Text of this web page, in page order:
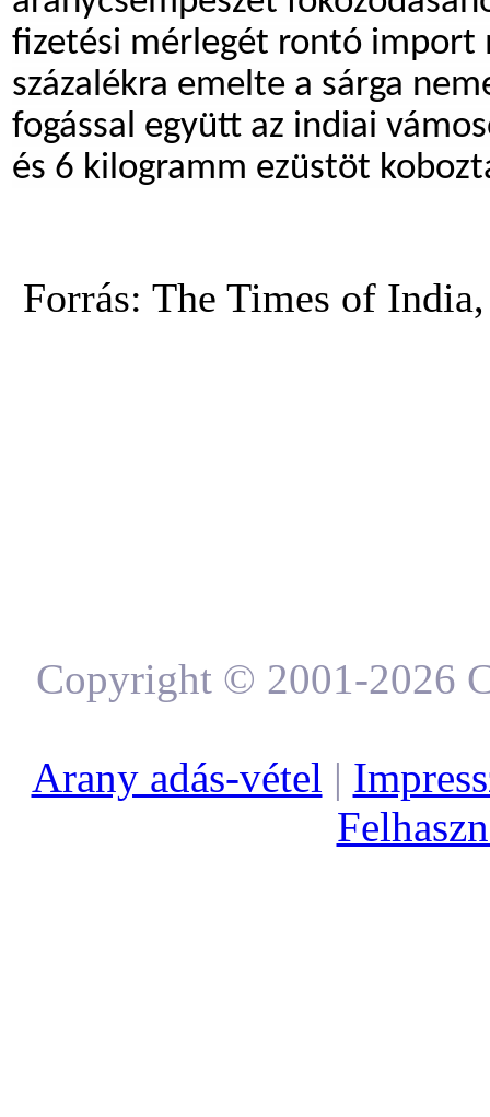
fizetési mérlegét rontó import
százalékra emelte a sárga
fogással együtt az indiai
és 6 kilogramm ezüstöt
Forrás: The Times of
Copyright © 2001-2026
Arany adás-vétel |